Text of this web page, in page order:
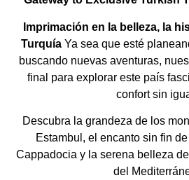
Imprimación en la belleza, la
TurquíaYa sea que esté
buscando nuevas aventuras,
final para explorar este país
confort sin
Descubra la grandeza de los
Estambul, el encanto sin fin
Cappadocia y la serena belleza
del